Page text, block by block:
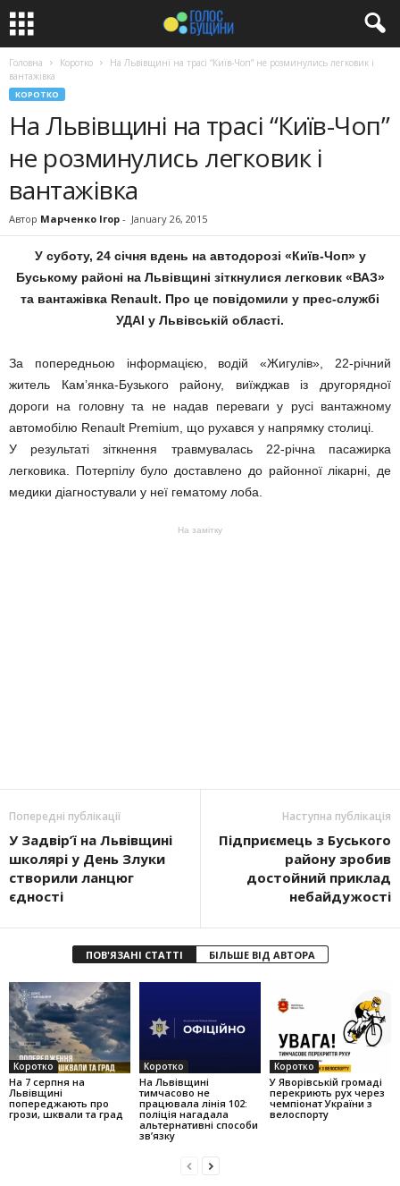
Головна Коротко
На Львівщині на трасі “Київ-Чоп” не розминулись легковик і
вантажівка
КОРОТКО
На Львівщині на трасі “Київ-Чоп”
не розминулись легковик і
вантажівка
Автор Марченко Ігор - January 26, 2015
У суботу, 24 січня вдень на автодорозі «Київ-Чоп» у
Буському районі на Львівщині зіткнулися легковик «ВАЗ»
та вантажівка Renault. Про це повідомили у прес-службі
УДАІ у Львівській області.
За попередньою інформацією, водій «Жигулів», 22-річний
житель Кам’янка-Бузького району, виїжджав із другорядної
дороги на головну та не надав переваги у русі вантажному
автомобілю Renault Premium, що рухався у напрямку столиці.
У результаті зіткнення травмувалась 22-річна пасажирка
легковика. Потерпілу було доставлено до районної лікарні, де
медики діагностували у неї гематому лоба.
На замітку
Попередні публікації
У Задвір’ї на Львівщині
школярі у День Злуки
створили ланцюг
єдності
Наступна публікація
Підприємець з Буського
району зробив
достойний приклад
небайдужості
ПОВ'ЯЗАНІ СТАТТІ БІЛЬШЕ ВІД АВТОРА
Коротко
На 7 серпня на
Львівщині
попереджають про
грози, шквали та град
Коротко
На Львівщині
тимчасово не
працювала лінія 102:
поліція нагадала
альтернативні способи
зв’язку
Коротко
У Яворівській громаді
перекриють рух через
чемпіонат України з
велоспорту